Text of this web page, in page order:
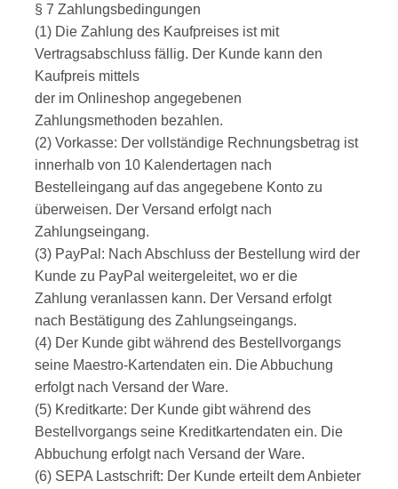
§ 7 Zahlungsbedingungen
(1) Die Zahlung des Kaufpreises ist mit
Vertragsabschluss fällig. Der Kunde kann den
Kaufpreis mittels
der im Onlineshop angegebenen
Zahlungsmethoden bezahlen.
(2) Vorkasse: Der vollständige Rechnungsbetrag ist
innerhalb von 10 Kalendertagen nach
Bestelleingang auf das angegebene Konto zu
überweisen. Der Versand erfolgt nach
Zahlungseingang.
(3) PayPal: Nach Abschluss der Bestellung wird der
Kunde zu PayPal weitergeleitet, wo er die
Zahlung veranlassen kann. Der Versand erfolgt
nach Bestätigung des Zahlungseingangs.
(4) Der Kunde gibt während des Bestellvorgangs
seine Maestro-Kartendaten ein. Die Abbuchung
erfolgt nach Versand der Ware.
(5) Kreditkarte: Der Kunde gibt während des
Bestellvorgangs seine Kreditkartendaten ein. Die
Abbuchung erfolgt nach Versand der Ware.
(6) SEPA Lastschrift: Der Kunde erteilt dem Anbieter